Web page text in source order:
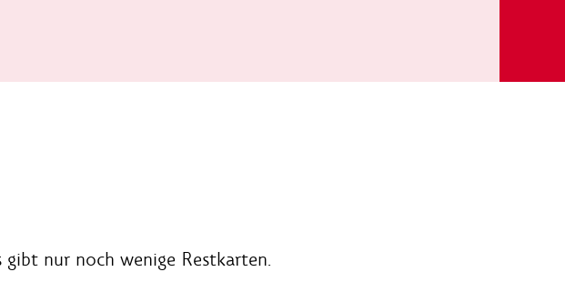
gibt nur noch wenige Restkarten.